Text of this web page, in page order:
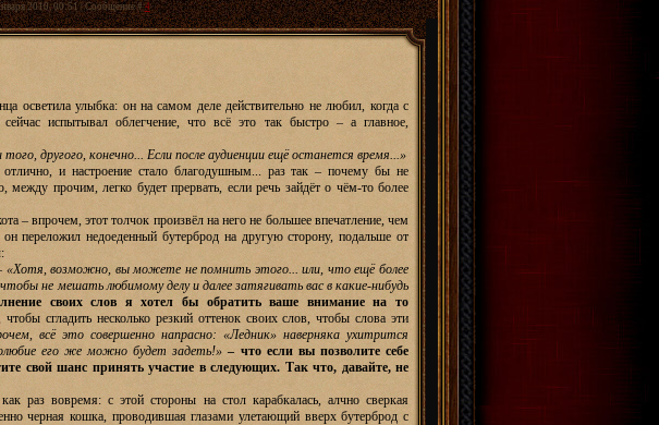
2010, 00:51 | Сообщение #4
осветила улыбка: он на самом деле действительно не любил, когда с
испытывал облегчение, что всё это так быстро – а главное,
другого, конечно... Если после аудиенции ещё останется время...»
и настроение стало благодушным... раз так – почему бы не
прочим, легко будет прервать, если речь зайдёт о чём-то более
– впрочем, этот толчок произвёл на него не большее впечатление, чем
переложил недоеденный бутерброд на другую сторону, подальше от
«Хотя, возможно, вы можете не помнить этого... или, что ещё более
не мешать любимому делу и далее затягивать вас в какие-нибудь
своих слов я хотел бы обратить ваше внимание на то
сгладить несколько резкий оттенок своих слов, чтобы слова эти
всё это совершенно напрасно: «Ледник» наверняка ухитрится
его же можно будет задеть!» – что если вы позволите себе
свой шанс принять участие в следующих. Так что, давайте, не
раз вовремя: с этой стороны на стол карабкалась, алчно сверкая
черная кошка, проводившая глазами улетающий вверх бутерброд с